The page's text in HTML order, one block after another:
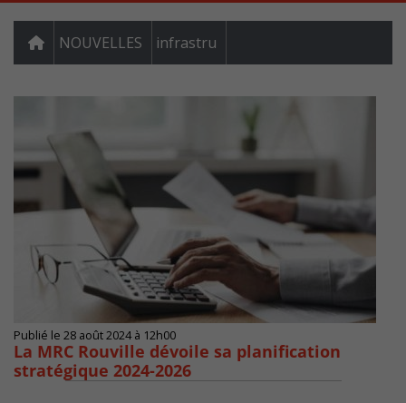
NOUVELLES infrastru
Publié le 28 août 2024 à 12h00
La MRC Rouville dévoile sa planification
stratégique 2024-2026